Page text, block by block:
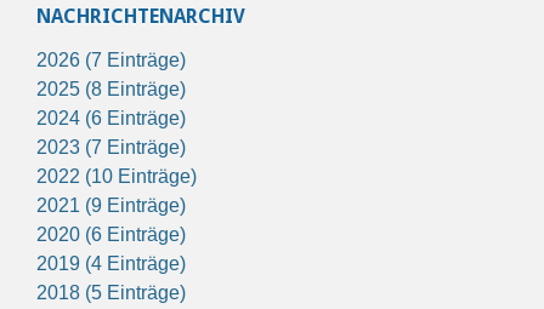
NACHRICHTENARCHIV
2026 (7 Einträge)
2025 (8 Einträge)
2024 (6 Einträge)
2023 (7 Einträge)
2022 (10 Einträge)
2021 (9 Einträge)
2020 (6 Einträge)
2019 (4 Einträge)
2018 (5 Einträge)